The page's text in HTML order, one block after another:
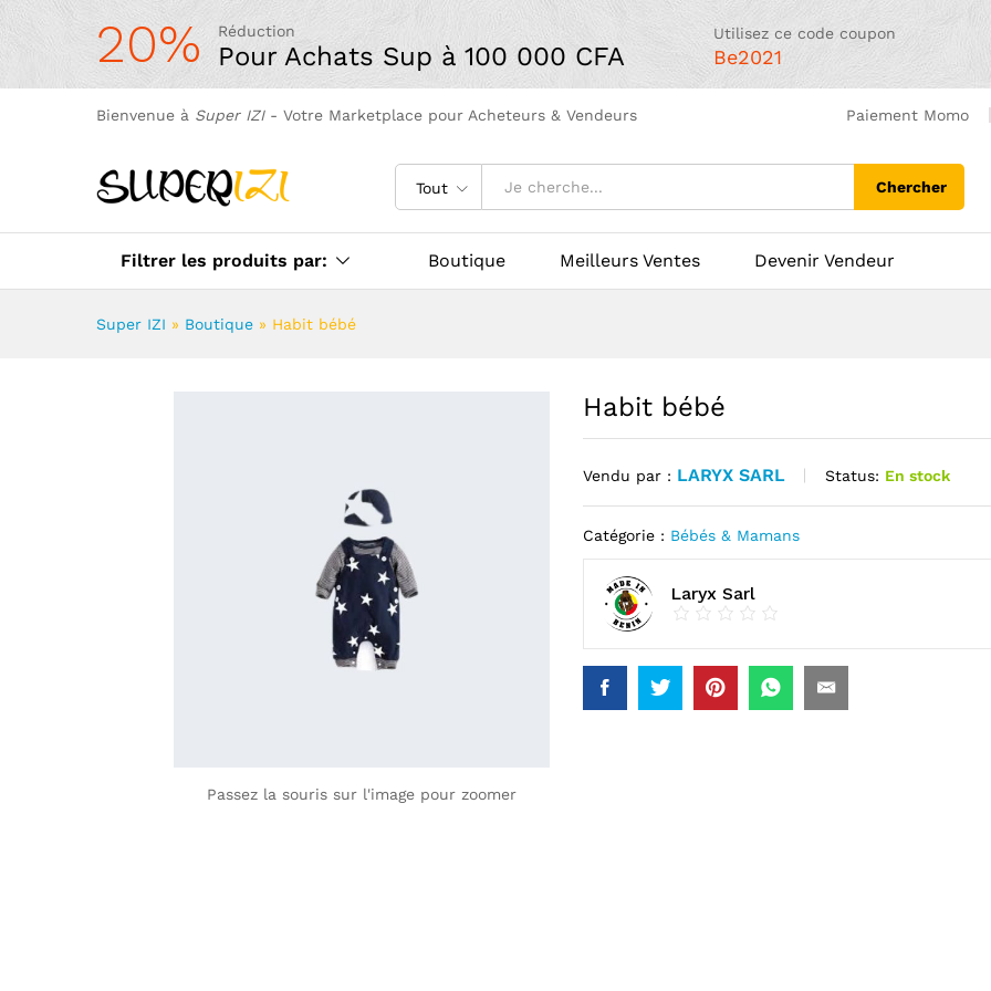
20% Réduction
Pour Achats Sup à 100 000 CFA
Utilisez ce code coupon
Be2021
Bienvenue à Super IZI- Votre Marketplace pour Acheteurs & Vendeurs Paiement Momo
Tout Chercher
Filtrer les produits par: Boutique Meilleurs Ventes Devenir Vendeur
Super IZI » Boutique » Habit bébé
Passez la souris sur l'image pour zoomer
Habit bébé
Vendu par : LARYX SARL Status: En stock
Catégorie : Bébés & Mamans
Laryx Sarl